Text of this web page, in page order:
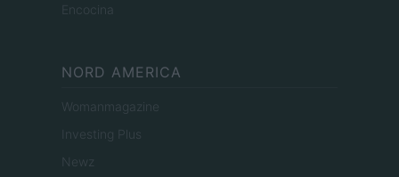
Encocina
NORD AMERICA
Womanmagazine
Investing Plus
Newz